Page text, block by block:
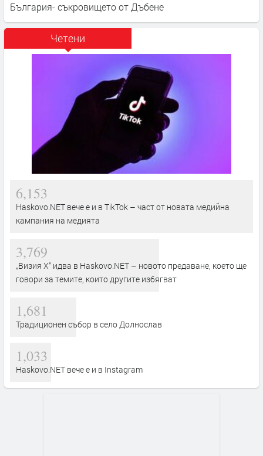
България- съкровището от Дъбене
Четени
6,153
Haskovo.NET вече е и в TikTok – част от новата медийна
кампания на медията
3,769
„Визия Х“ идва в Haskovo.NET – новото предаване, което ще
говори за темите, които другите избягват
1,681
Традиционен събор в село Долнослав
1,033
Haskovo.NET вече е и в Instagram